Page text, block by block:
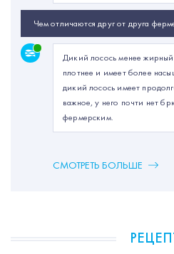
Чем отличаются друг от друга
Дикий лосось менее
плотнее и имеет более
дикий лосось имеет
важное, у него почти нет
фермерским.
СМОТРЕТЬ БОЛЬШЕ